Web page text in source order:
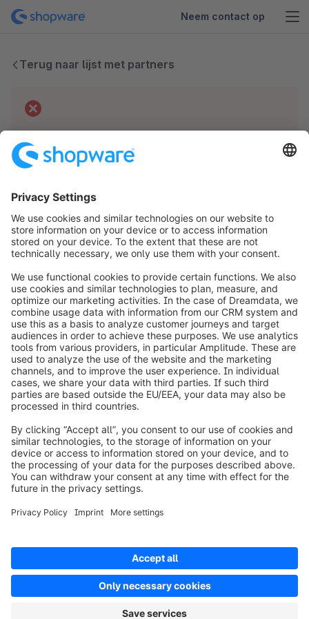
Neem contact op
Terug naar lijst met partners
We hebben geen gegevens voor deze partner.
info@shopware.com
Over Shopware
Product
Oplossingen
Partners
Developers
Resources
Terms & ConditionsPrivacyLegal notice
Digital Services Act (DSA)
Copyright © shopware AG - All rights reserved